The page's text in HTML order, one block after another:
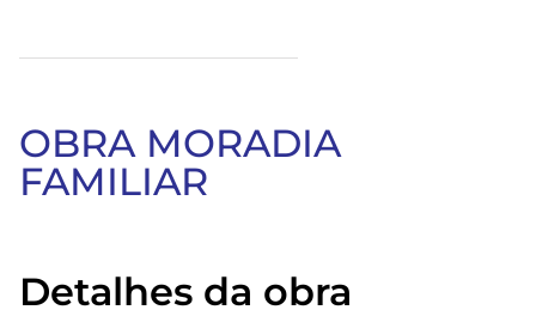
OBRA MORADIA
FAMILIAR
Detalhes da obra